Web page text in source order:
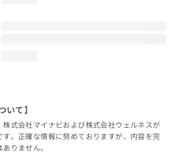
いて】
式会社マイナビおよび株式会社ウェルネスが
。正確な情報に努めておりますが、内容を完
りません。